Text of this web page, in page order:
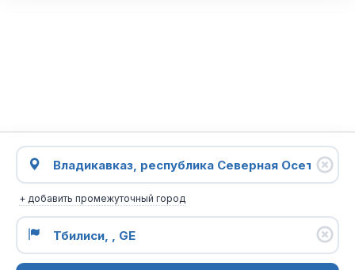
+ добавить промежуточный город